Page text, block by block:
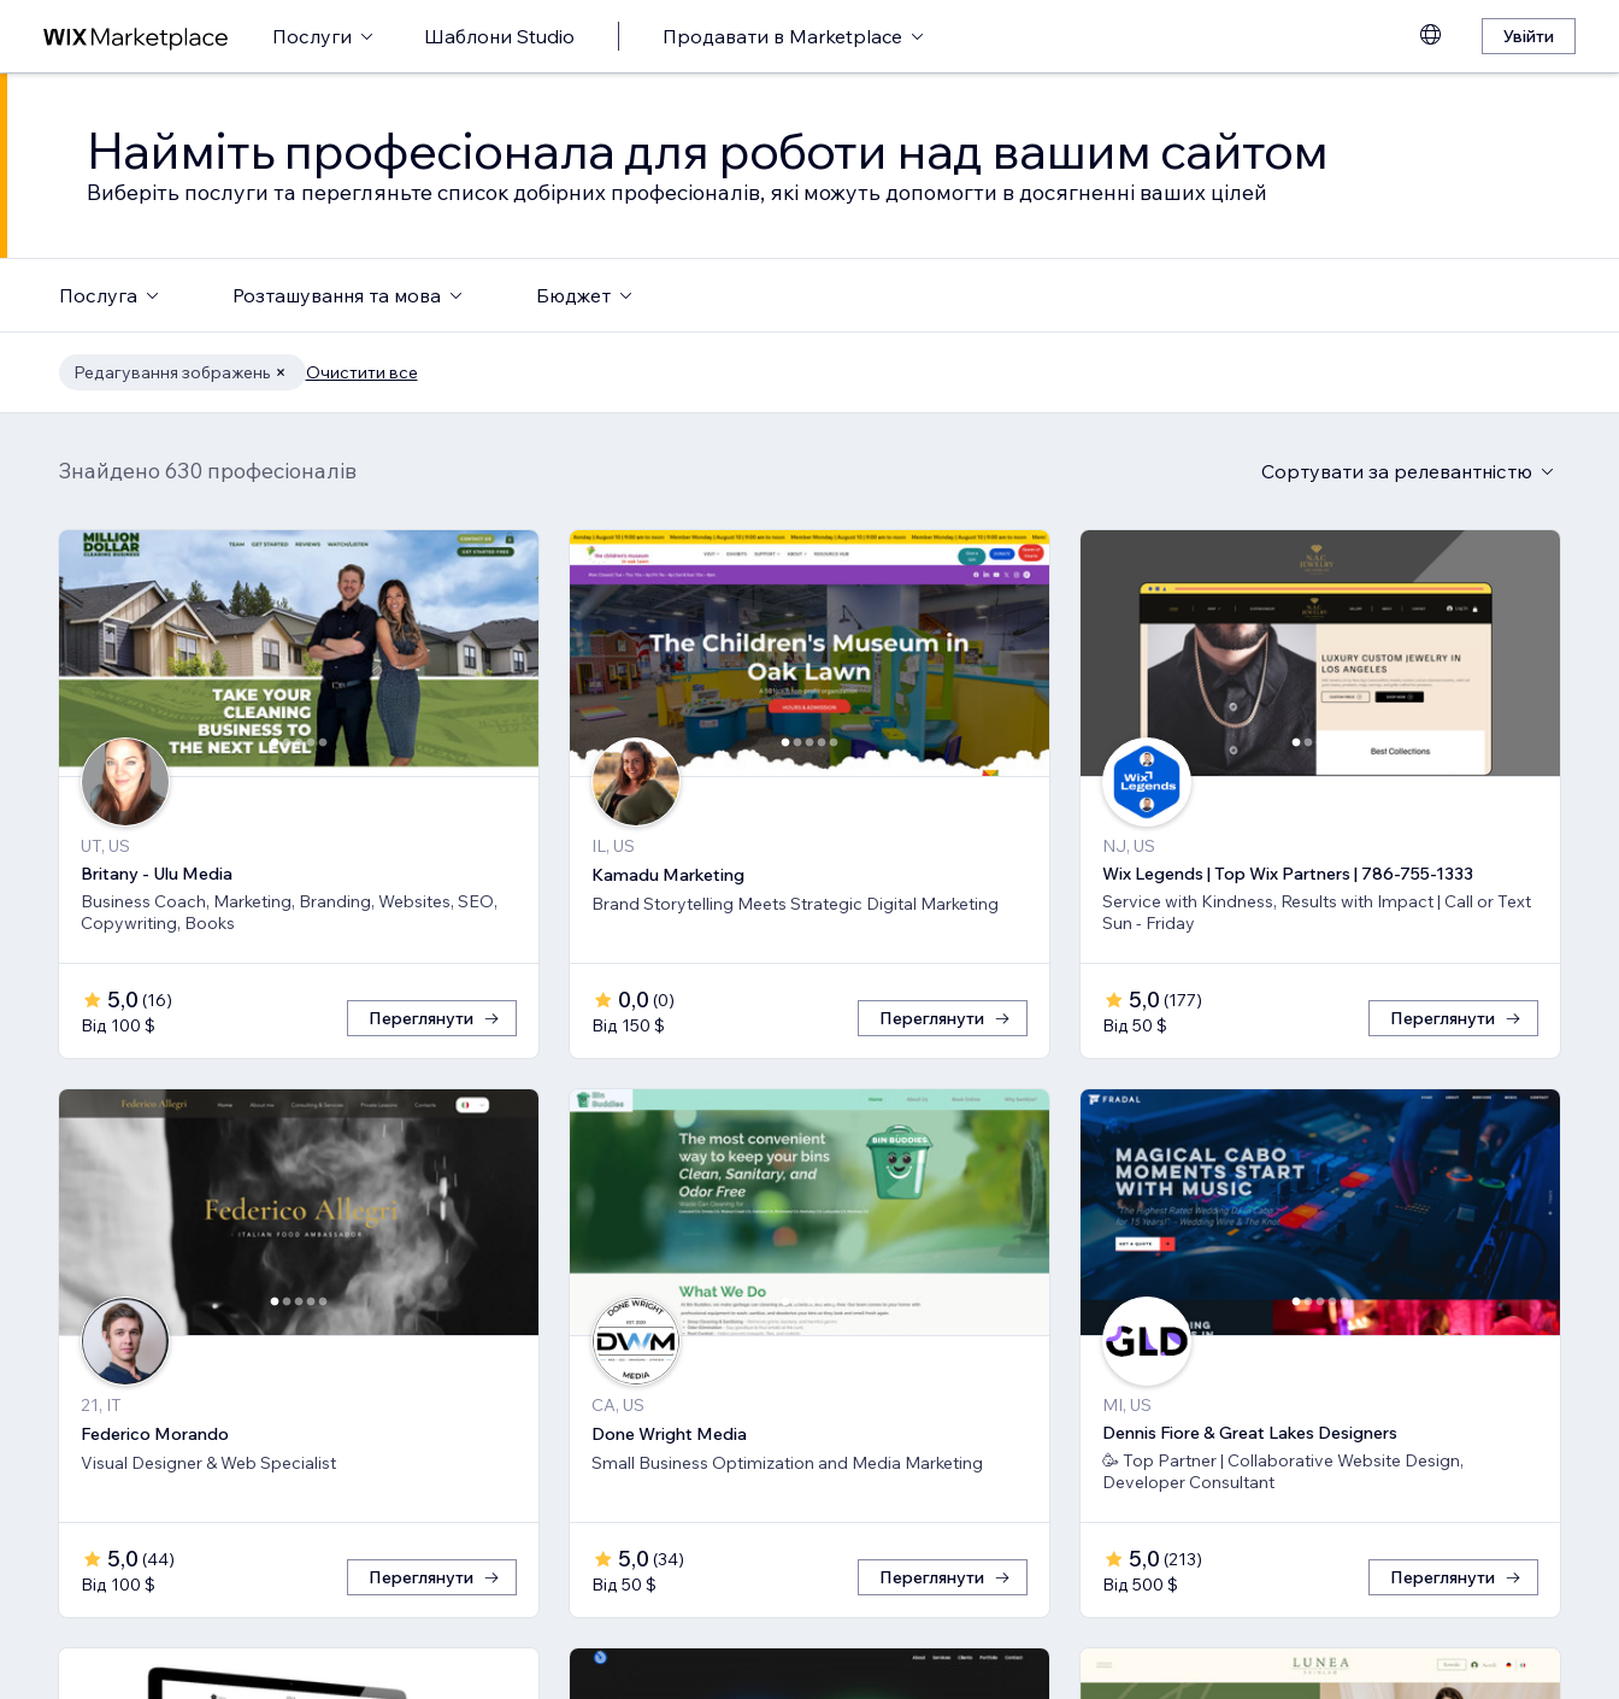
Послуги Шаблони Studio Продавати в Marketplace Увійти
Найміть професіонала для роботи над вашим сайтом
Виберіть послуги та перегляньте список добірних професіоналів, які можуть допомогти в досягненні ваших цілей
Послуга Розташування та мова Бюджет
Редагування зображень Очистити все
Знайдено 630 професіоналів Сортувати за релевантністю
UT, US
Britany - Ulu Media
Business Coach, Marketing, Branding, Websites, SEO,
Copywriting, Books
5,0 (16)
Від 100 $
Переглянути
IL, US
Kamadu Marketing
Brand Storytelling Meets Strategic Digital Marketing
0,0 (0)
Від 150 $
Переглянути
NJ, US
Wix Legends | Top Wix Partners | 786-755-1333
Service with Kindness, Results with Impact | Call or Text
Sun - Friday
5,0 (177)
Від 50 $
Переглянути
21, IT
Federico Morando
Visual Designer & Web Specialist
5,0 (44)
Від 100 $
Переглянути
CA, US
Done Wright Media
Small Business Optimization and Media Marketing
5,0 (34)
Від 50 $
Переглянути
MI, US
Dennis Fiore & Great Lakes Designers
🥳 Top Partner | Collaborative Website Design,
Developer Consultant
5,0 (213)
Від 500 $
Переглянути